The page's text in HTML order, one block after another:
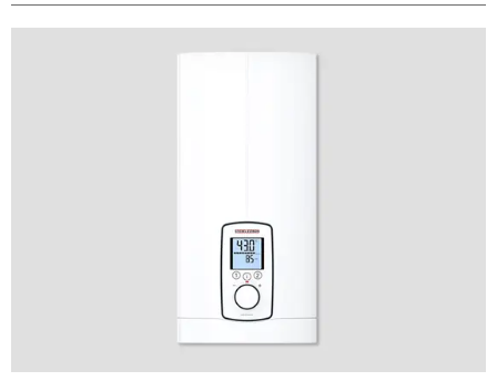
Μηδενισμός φίλτρων